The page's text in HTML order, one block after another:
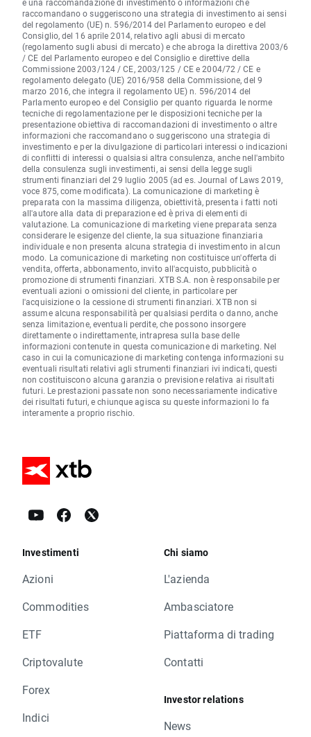
è una raccomandazione di investimento o informazioni che
raccomandano o suggeriscono una strategia di investimento ai sensi
del regolamento (UE) n. 596/2014 del Parlamento europeo e del
Consiglio, del 16 aprile 2014, relativo agli abusi di mercato
(regolamento sugli abusi di mercato) e che abroga la direttiva 2003/6
/ CE del Parlamento europeo e del Consiglio e direttive della
Commissione 2003/124 / CE, 2003/125 / CE e 2004/72 / CE e
regolamento delegato (UE) 2016/958 della Commissione, del 9
marzo 2016, che integra il regolamento UE) n. 596/2014 del
Parlamento europeo e del Consiglio per quanto riguarda le norme
tecniche di regolamentazione per le disposizioni tecniche per la
presentazione obiettiva di raccomandazioni di investimento o altre
informazioni che raccomandano o suggeriscono una strategia di
investimento e per la divulgazione di particolari interessi o indicazioni
di conflitti di interessi o qualsiasi altra consulenza, anche nell'ambito
della consulenza sugli investimenti, ai sensi della legge sugli
strumenti finanziari del 29 luglio 2005 (ad es. Journal of Laws 2019,
voce 875, come modificata). La comunicazione di marketing è
preparata con la massima diligenza, obiettività, presenta i fatti noti
all'autore alla data di preparazione ed è priva di elementi di
valutazione. La comunicazione di marketing viene preparata senza
considerare le esigenze del cliente, la sua situazione finanziaria
individuale e non presenta alcuna strategia di investimento in alcun
modo. La comunicazione di marketing non costituisce un'offerta di
vendita, offerta, abbonamento, invito all'acquisto, pubblicità o
promozione di strumenti finanziari. XTB S.A. non è responsabile per
eventuali azioni o omissioni del cliente, in particolare per
l'acquisizione o la cessione di strumenti finanziari. XTB non si
assume alcuna responsabilità per qualsiasi perdita o danno, anche
senza limitazione, eventuali perdite, che possono insorgere
direttamente o indirettamente, intrapresa sulla base delle
informazioni contenute in questa comunicazione di marketing. Nel
caso in cui la comunicazione di marketing contenga informazioni su
eventuali risultati relativi agli strumenti finanziari ivi indicati, questi
non costituiscono alcuna garanzia o previsione relativa ai risultati
futuri. Le prestazioni passate non sono necessariamente indicative
dei risultati futuri, e chiunque agisca su queste informazioni lo fa
interamente a proprio rischio.
Investimenti
Azioni
Commodities
ETF
Criptovalute
Forex
Indici
Chi siamo
L'azienda
Ambasciatore
Piattaforma di trading
Contatti
Investor relations
News